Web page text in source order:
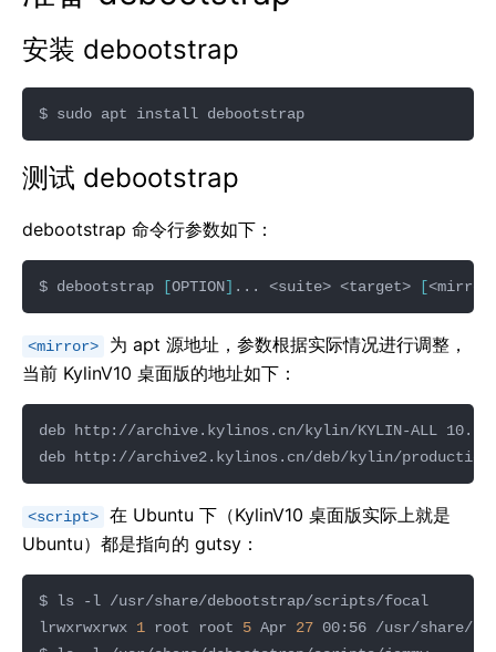
安装 debootstrap
测试 debootstrap
debootstrap 命令行参数如下：
$ debootstrap [OPTION] ... <suite> <target> [
<mirror>
为 apt 源地址，参数根据实际情况进行调整，
当前 KylinV10 桌面版的地址如下：
<script>
在 Ubuntu 下（KylinV10 桌面版实际上就是
Ubuntu）都是指向的 gutsy：
lrwxrwxrwx 1 root root 5 Apr 27